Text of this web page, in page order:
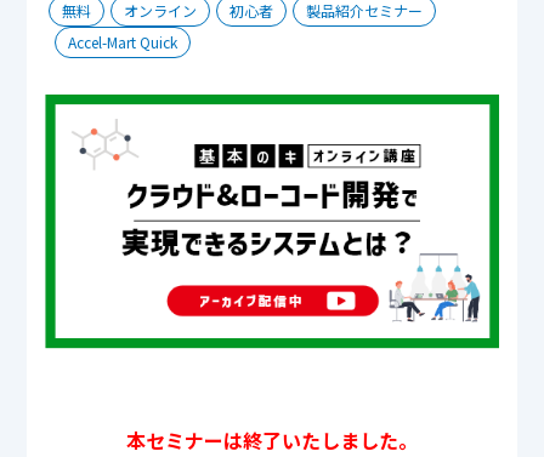
無料
オンライン 初心者
製品紹介セミナー
Accel-Mart Quick
本セミナーは終了いたしました。